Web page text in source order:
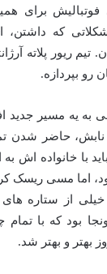
فوتبالیش برای
که داشتن،
ریور پلاته
رو بپردازه.
یه مسیر جدید
نابش، حاضر شدن
با خانواده اش
اما مسی ریسک
خیلی از ستاره
بود که با
بهتر و بهتر شد.